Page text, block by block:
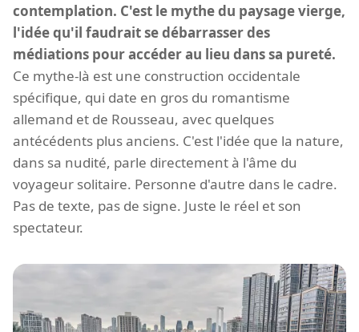
contemplation. C'est le mythe du paysage vierge,
l'idée qu'il faudrait se débarrasser des
médiations pour accéder au lieu dans sa pureté.
Ce mythe-là est une construction occidentale
spécifique, qui date en gros du romantisme
allemand et de Rousseau, avec quelques
antécédents plus anciens. C'est l'idée que la nature,
dans sa nudité, parle directement à l'âme du
voyageur solitaire. Personne d'autre dans le cadre.
Pas de texte, pas de signe. Juste le réel et son
spectateur.